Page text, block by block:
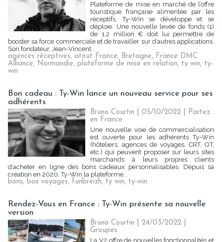
Plateforme de mise en marché de l’offre
touristique française alimentée par les
réceptifs, Ty-Win se développe et se
déploie. Une nouvelle levée de fonds (1)
de 1,2 million € doit lui permettre de
booster sa force commerciale et de travailler sur d’autres applications.
Son fondateur, Jean-Vincent...
agences réceptives, atout France, Bretagne, France DMC
Alliance, Normandie, plateforme de mise en relation, ty win, ty-
win
Bon cadeau : Ty-Win lance un nouveau service pour ses
adhérents
Bruno Courtin | 05/10/2022
Partez
en France
Une nouvelle voie de commercialisation
est ouverte pour les adhérents Ty-Win
(hôteliers, agences de voyages, CRT, OT,
etc.) qui peuvent proposer sur leurs sites
marchands à leurs propres clients
d’acheter en ligne des bons cadeaux personnalisables. Depuis sa
création en 2020, Ty-Win la plateforme...
bons, box voyages, funbreizh, ty win, ty-win
Rendez-Vous en France : Ty-Win présente sa nouvelle
version
Bruno Courtin | 24/03/2022
Groupes
La V2 offre de nouvelles fonctionnalités et